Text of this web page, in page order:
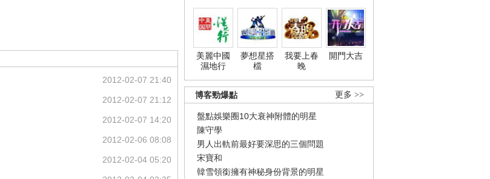
美麗中國
濕地行
夢想星搭
檔
我要上春
晚
開門大吉
更多 >>
博客勁爆點
盤點娛樂圈10大衰神附體的明星
陳守學
男人出軌前最好要深思的三個問題
宋寶和
韓雪領銜擁有神秘身份背景的明星
2012-02-07 21:40
2012-02-07 21:12
2012-02-07 14:20
2012-02-06 08:08
2012-02-04 05:20